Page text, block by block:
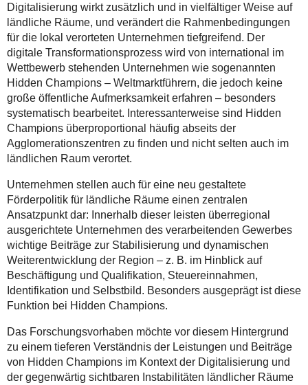
Digitalisierung wirkt zusätzlich und in vielfältiger Weise auf
ländliche Räume, und verändert die Rahmenbedingungen
für die lokal verorteten Unternehmen tiefgreifend. Der
digitale Transformationsprozess wird von international im
Wettbewerb stehenden Unternehmen wie sogenannten
Hidden Champions – Weltmarktführern, die jedoch keine
große öffentliche Aufmerksamkeit erfahren – besonders
systematisch bearbeitet. Interessanterweise sind Hidden
Champions überproportional häufig abseits der
Agglomerationszentren zu finden und nicht selten auch im
ländlichen Raum verortet.
Unternehmen stellen auch für eine neu gestaltete
Förderpolitik für ländliche Räume einen zentralen
Ansatzpunkt dar: Innerhalb dieser leisten überregional
ausgerichtete Unternehmen des verarbeitenden Gewerbes
wichtige Beiträge zur Stabilisierung und dynamischen
Weiterentwicklung der Region – z. B. im Hinblick auf
Beschäftigung und Qualifikation, Steuereinnahmen,
Identifikation und Selbstbild. Besonders ausgeprägt ist diese
Funktion bei Hidden Champions.
Das Forschungsvorhaben möchte vor diesem Hintergrund
zu einem tieferen Verständnis der Leistungen und Beiträge
von Hidden Champions im Kontext der Digitalisierung und
der gegenwärtig sichtbaren Instabilitäten ländlicher Räume